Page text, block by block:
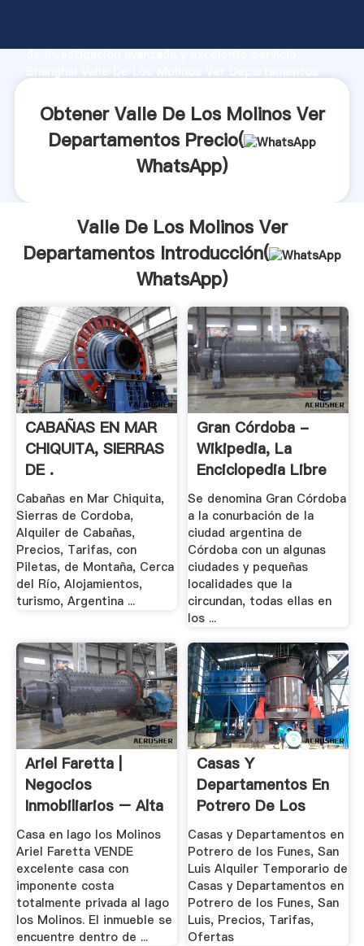
de investigación avanzada y excelente servicio,
clientes.
Obtener Valle De Los Molinos Ver
Departamentos Precio(
WhatsApp)
Valle De Los Molinos Ver
Departamentos Introducción(
WhatsApp)
CABAÑAS EN MAR
CHIQUITA, SIERRAS
DE .
Cabañas en Mar Chiquita,
Sierras de Cordoba,
Alquiler de Cabañas,
Precios, Tarifas, con
Piletas, de Montaña, Cerca
del Río, Alojamientos,
turismo, Argentina ...
Gran Córdoba -
Wikipedia, La
Enciclopedia Libre
Se denomina Gran Córdoba
a la conurbación de la
ciudad argentina de
Córdoba con un algunas
ciudades y pequeñas
localidades que la
circundan, todas ellas en
los ...
Ariel Faretta |
Negocios
Inmobiliarios – Alta
Gracia
Casa en lago los Molinos
Ariel Faretta VENDE
excelente casa con
imponente costa
totalmente privada al lago
los Molinos. El inmueble se
encuentre dentro de ...
Casas Y
Departamentos En
Potrero De Los
Funes, .
Casas y Departamentos en
Potrero de los Funes, San
Luis Alquiler Temporario de
Casas y Departamentos en
Potrero de los Funes, San
Luis, Precios, Tarifas,
Ofertas